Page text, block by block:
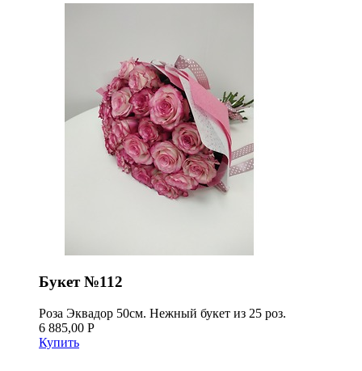
Букет №112
Роза Эквадор 50см. Нежный букет из 25 роз.
6 885,00 Р
Купить